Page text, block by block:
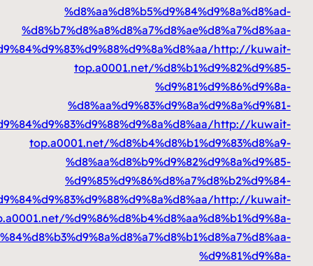
top.a0001.net/
top.a0001.net/
top.a0001.net/